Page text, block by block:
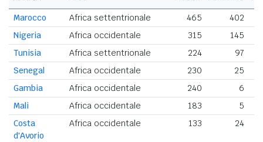
Marocco
Africa settentrionale 465 402
Nigeria
Africa occidentale 315 145
Tunisia
Africa settentrionale 224
97
Senegal
Africa occidentale 230 25
Gambia
Africa occidentale 240 6
Mali
Africa occidentale 183 5
Costa
d'Avorio
Africa occidentale 133 24